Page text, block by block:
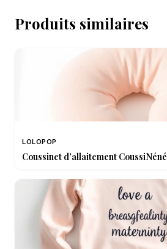
Produits similaires
LOLOPOP
Coussinet d'allaitement CoussiNéné